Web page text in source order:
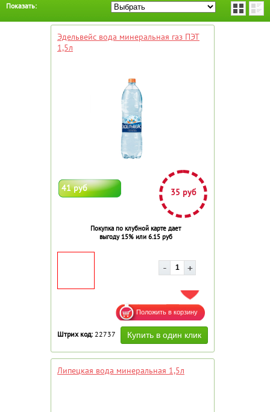
Показать:
Эдельвейс вода минеральная газ ПЭТ
1,5л
41 руб 35 руб
Покупка по клубной карте дает
выгоду 15% или 6.15 руб
ДОБАВИТЬ В ИЗБРАННОЕ
Штрих код: 22737
Липецкая вода минеральная 1,5л